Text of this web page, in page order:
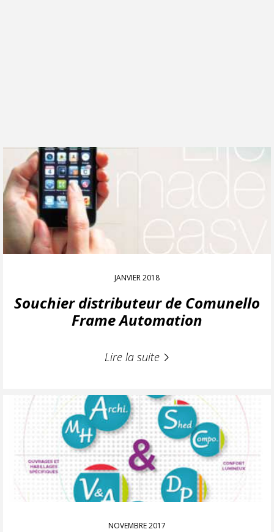
JANVIER 2018
Souchier distributeur de Comunello
Frame Automation
Lire la suite
NOVEMBRE 2017